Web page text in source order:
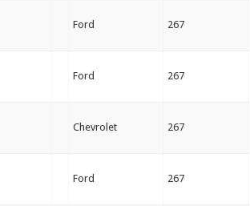
Ford 267
Ford 267
Chevrolet 267
Ford 267